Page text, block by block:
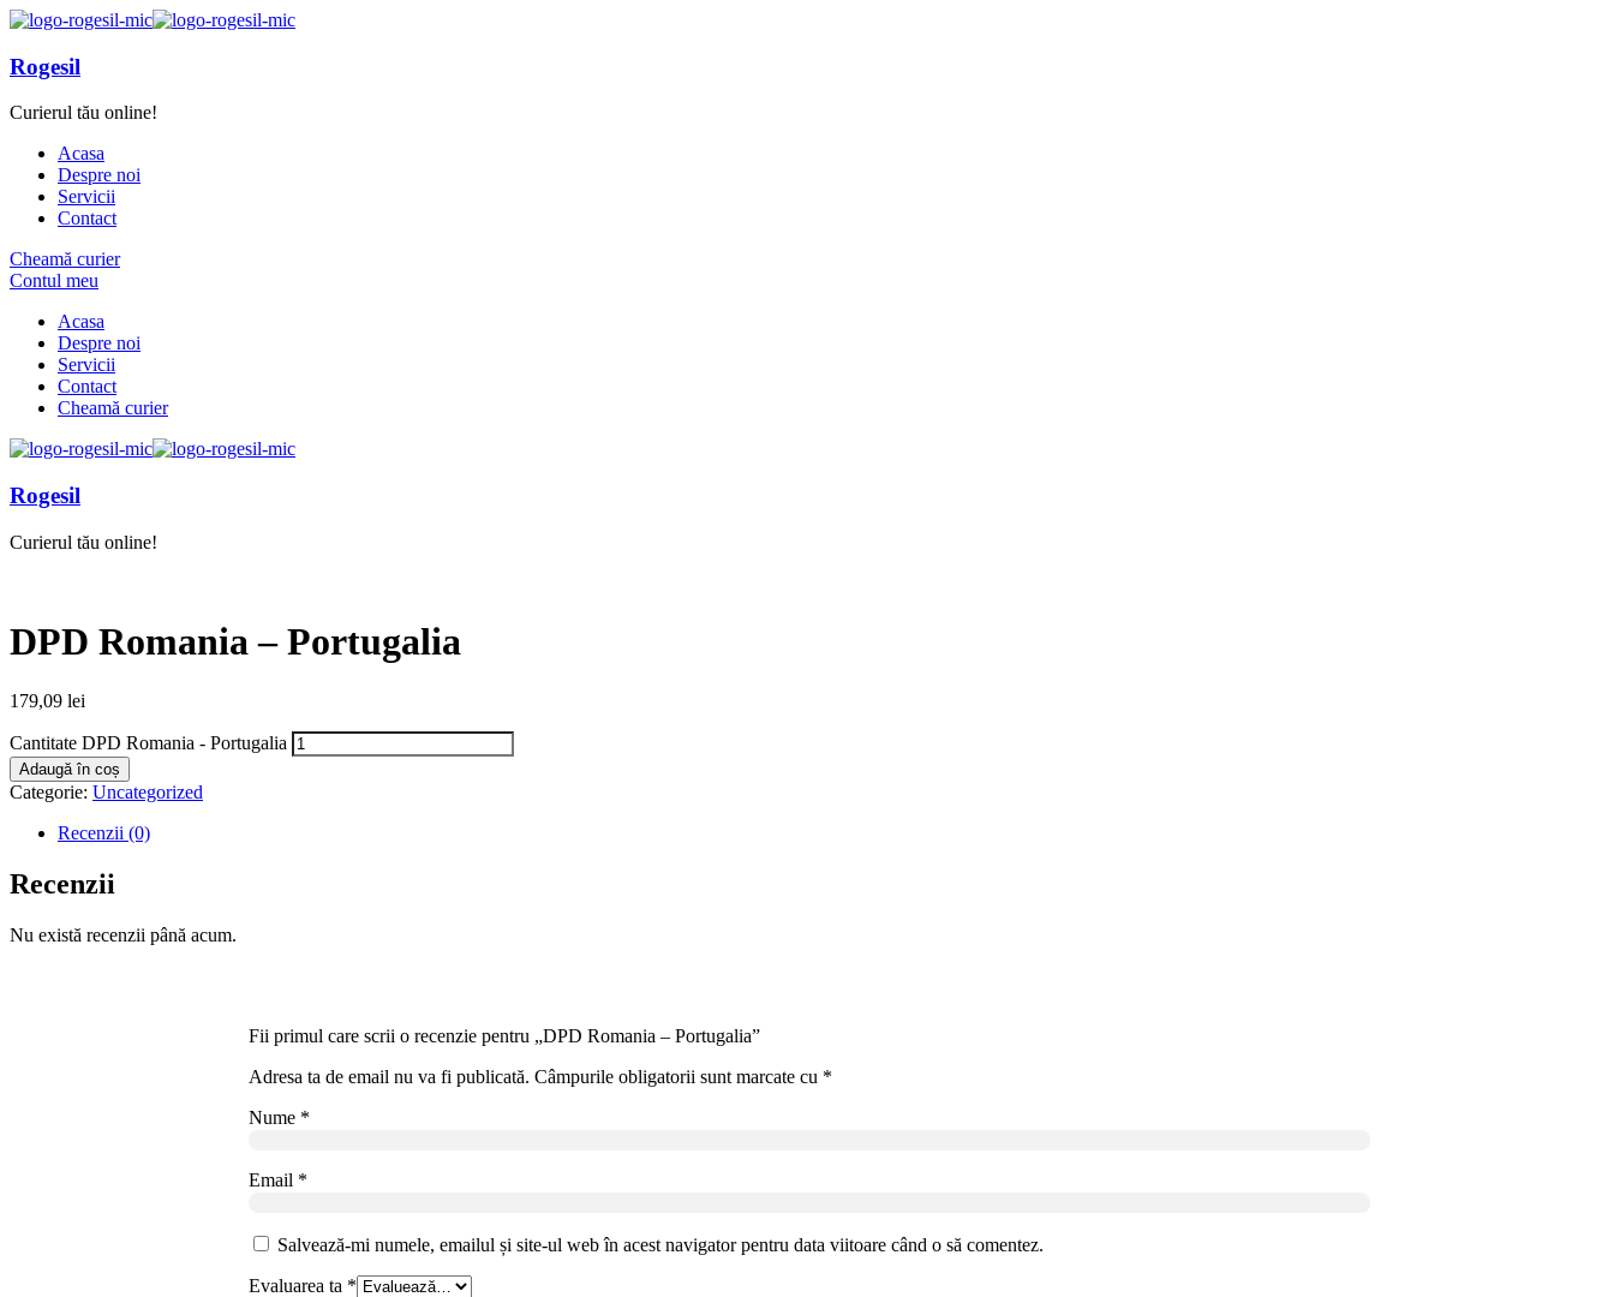
Rogesil
Curierul tău online!
Acasa
Despre noi
Servicii
Contact
Cheamă curier
Contul meu
Acasa
Despre noi
Servicii
Contact
Cheamă curier
Rogesil
Curierul tău online!
DPD Romania – Portugalia
179,09 lei
Cantitate DPD Romania - Portugalia
Adaugă în coș
Categorie: Uncategorized
Recenzii (0)
Recenzii
Nu există recenzii până acum.
Fii primul care scrii o recenzie pentru „DPD Romania – Portugalia”
Adresa ta de email nu va fi publicată. Câmpurile obligatorii sunt marcate cu *
Nume *
Email *
Salvează-mi numele, emailul și site-ul web în acest navigator pentru data viitoare când o să comentez.
Evaluarea ta *